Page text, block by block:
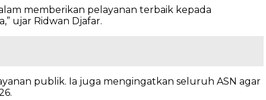
memberikan pelayanan terbaik kepada
ujar Ridwan Djafar.
publik. Ia juga mengingatkan seluruh ASN agar